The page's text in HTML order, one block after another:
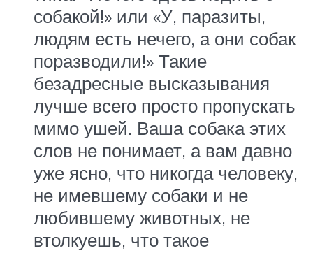
собакой!» или «У, паразиты,
людям есть нечего, а они собак
поразводили!» Такие
безадресные выска­зывания
лучше всего просто пропускать
мимо ушей. Ваша собака этих
слов не понимает, а вам давно
уже ясно, что никогда человеку,
не имевшему собаки и не
любившему животных, не
втолкуешь, что такое